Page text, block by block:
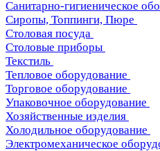
Санитарно-гигиеническое
Сиропы, Топпинги, Пюре
Столовая посуда
Столовые приборы
Текстиль
Тепловое оборудование
Торговое оборудование
Упаковочное оборудование
Хозяйственные изделия
Холодильное оборудование
Электромеханическое